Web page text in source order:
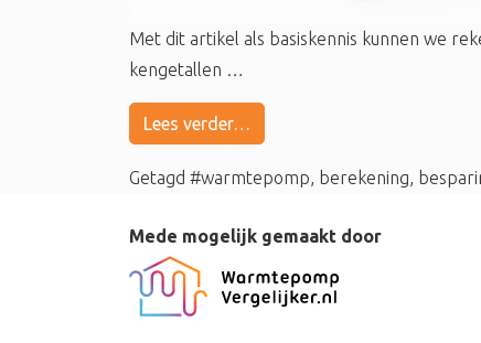
Met dit artikel als basiskennis kunnen we
kengetallen …
Lees verder…
Getagd #warmtepomp, berekening,
Mede mogelijk gemaakt door